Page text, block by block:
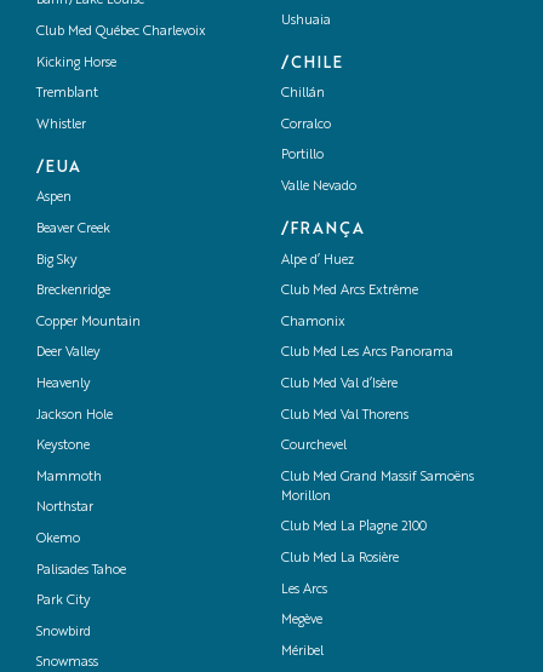
Club Med Québec Charlevoix
Kicking Horse
Tremblant
Whistler
/EUA
Aspen
Beaver Creek
Big Sky
Breckenridge
Copper Mountain
Deer Valley
Heavenly
Jackson Hole
Keystone
Mammoth
Northstar
Okemo
Palisades Tahoe
Park City
Snowbird
Snowmass
Ushuaia
/CHILE
Chillán
Corralco
Portillo
Valle Nevado
/FRANÇA
Alpe d’ Huez
Club Med Arcs Extrême
Chamonix
Club Med Les Arcs Panorama
Club Med Val d’Isère
Club Med Val Thorens
Courchevel
Club Med Grand Massif Samoëns
Morillon
Club Med La Plagne 2100
Club Med La Rosière
Les Arcs
Megève
Méribel